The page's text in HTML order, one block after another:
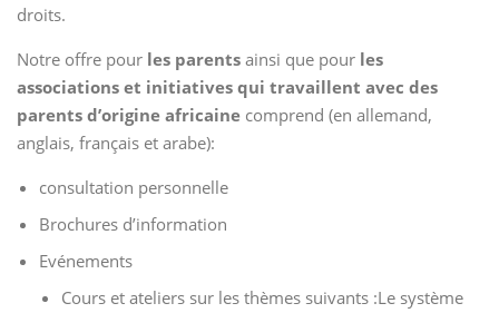
droits.
Notre offre pour les parents ainsi que pour les
associations et initiatives qui travaillent avec des
parents d’origine africaine comprend (en allemand,
anglais, français et arabe):
consultation personnelle
Brochures d’information
Evénements
Cours et ateliers sur les thèmes suivants :Le système